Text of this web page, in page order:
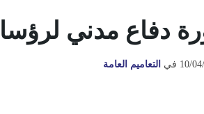
دفاع مدني
10/ في التعاميم العامة